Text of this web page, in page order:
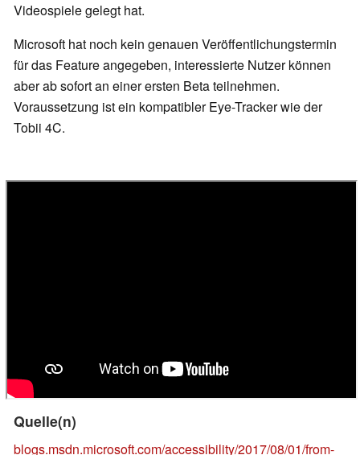
Videospiele gelegt hat.
Microsoft hat noch kein genauen Veröffentlichungstermin
für das Feature angegeben, interessierte Nutzer können
aber ab sofort an einer ersten Beta teilnehmen.
Voraussetzung ist ein kompatibler Eye-Tracker wie der
Tobii 4C.
Quelle(n)
blogs.msdn.microsoft.com/accessibility/2017/08/01/from-